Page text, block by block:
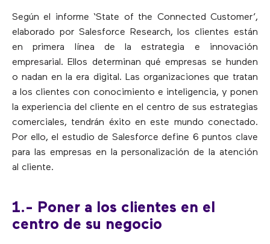
Según el informe ‘State of the Connected Customer’,
elaborado por Salesforce Research, los clientes están
en primera línea de la estrategia e innovación
empresarial. Ellos determinan qué empresas se hunden
o nadan en la era digital. Las organizaciones que tratan
a los clientes con conocimiento e inteligencia, y ponen
la experiencia del cliente en el centro de sus estrategias
comerciales, tendrán éxito en este mundo conectado.
Por ello, el estudio de Salesforce define 6 puntos clave
para las empresas en la personalización de la atención
al cliente.
1.- Poner a los clientes en el
centro de su negocio